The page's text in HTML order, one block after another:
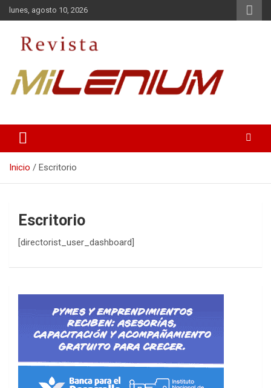
Saltar
al
lunes, agosto 10, 2026
Inicio Escritorio
Escritorio
[directorist_user_dashboard]